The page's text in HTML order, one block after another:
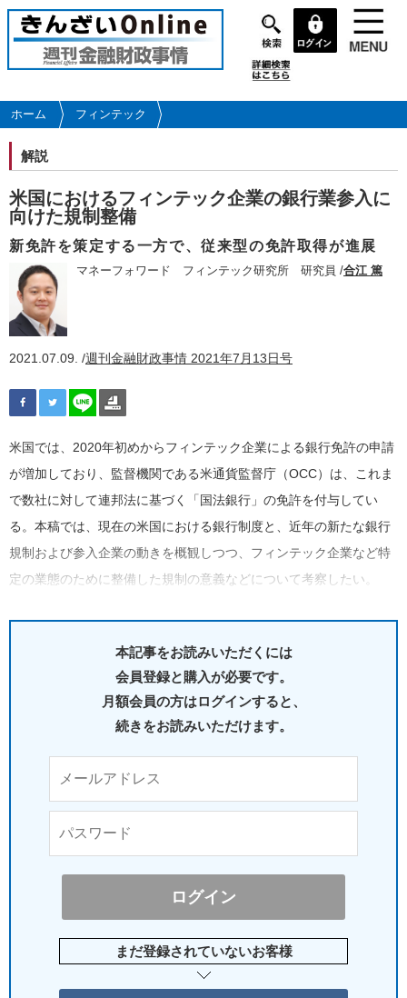
メ
イ
コ
ン
に
移
動
ホーム フィンテック
解説
米国におけるフィンテック企業の銀行業参入に
向けた規制整備
新免許を策定する一方で、従来型の免許取得が進展
マネーフォワード フィンテック研究所 研究員 /合江 篤
2021.07.09. /週刊金融財政事情 2021年7月13日号
米国では、2020年初めからフィンテック企業による銀行免許の申請
が増加しており、監督機関である米通貨監督庁（OCC）は、これま
で数社に対して連邦法に基づく「国法銀行」の免許を付与してい
る。本稿では、現在の米国における銀行制度と、近年の新たな銀行
規制および参入企業の動きを概観しつつ、フィンテック企業など特
定の業態のために整備した規制の意義などについて考察したい。
本記事をお読みいただくには
会員登録と購入が必要です。
月額会員の方はログインすると、
続きをお読みいただけます。
まだ登録されていないお客様